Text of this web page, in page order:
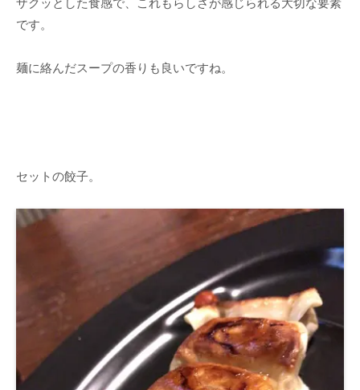
ザクッとした食感で、これもらしさが感じられる大切な要素
です。
麺に絡んだスープの香りも良いですね。
セットの餃子。